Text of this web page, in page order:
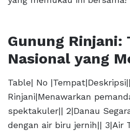
Gunung Rinjani:
Nasional yang
Table| No
Rinjani|Menawarkan
spektakuler|| 2|Danau
dengan air biru jernih|| 3|Air